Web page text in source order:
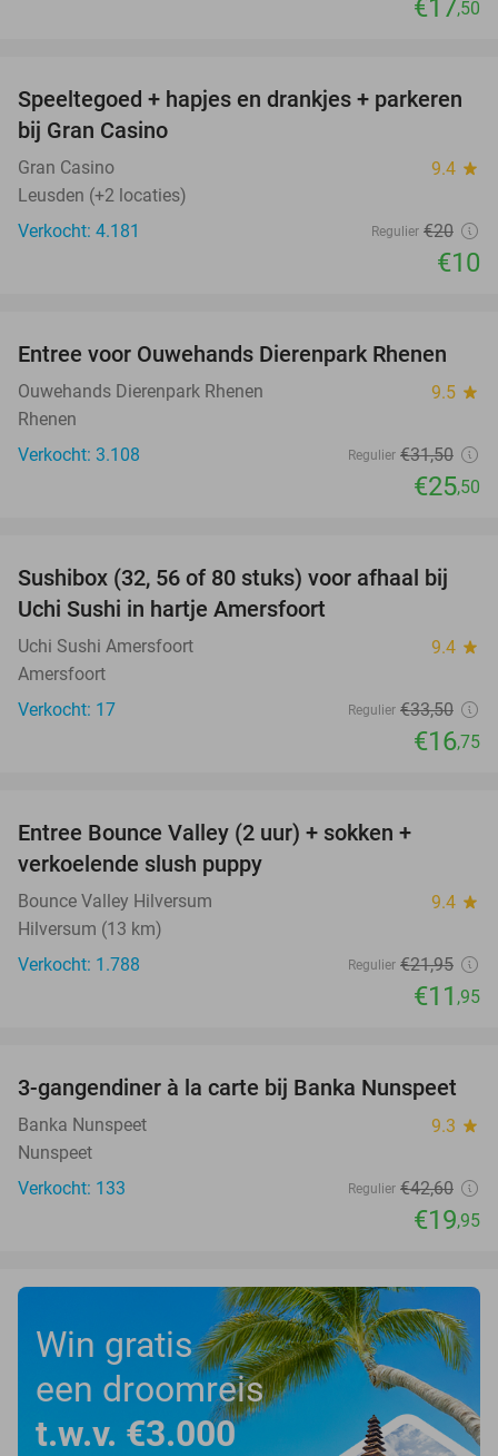
€17,50
50%
Speeltegoed + hapjes en drankjes + parkeren
bij Gran Casino
Gran Casino 9.4 star
Leusden (+2 locaties)
Verkocht: 4.181
Regulier €20
€10
19%
Entree voor Ouwehands Dierenpark Rhenen
Ouwehands Dierenpark Rhenen 9.5 star
Rhenen
Verkocht: 3.108
Regulier €31,50
€25,50
50%
Sushibox (32, 56 of 80 stuks) voor afhaal bij
Uchi Sushi in hartje Amersfoort
Uchi Sushi Amersfoort 9.4 star
Amersfoort
Verkocht: 17
Regulier €33,50
€16,75
Entree Bounce Valley (2 uur) + sokken +
verkoelende slush puppy
Bounce Valley Hilversum 9.4 star
Hilversum (13 km)
Verkocht: 1.788
Regulier €21,95
€11 ,95
53%
3-gangendiner à la carte bij Banka Nunspeet
Banka Nunspeet 9.3 star
Nunspeet
Verkocht: 133
Regulier €42,60
€19,95
Win gratis
een droomreis
t.w.v. €3.000